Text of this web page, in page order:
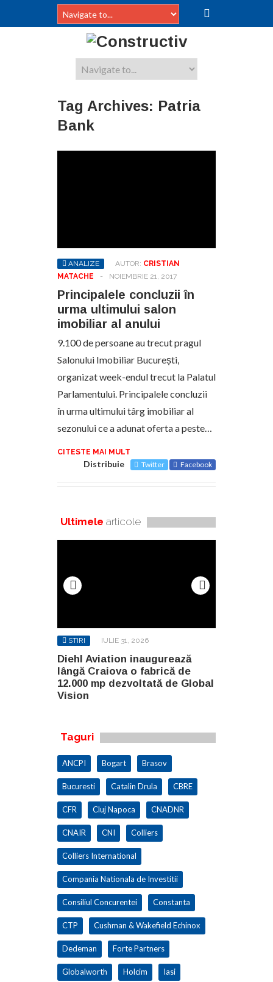
Tag Archives: Patria
Bank
ANALIZE AUTOR: CRISTIAN
MATACHE
- NOIEMBRIE 21, 2017
Principalele concluzii în
urma ultimului salon
imobiliar al anului
9.100 de persoane au trecut pragul
Salonului Imobiliar București,
organizat week-endul trecut la Palatul
Parlamentului. Principalele concluzii
în urma ultimului târg imobiliar al
sezonului ce a adunat oferta a peste…
CITESTE MAI MULT
Distribuie Twitter Facebook
Ultimele articole
STIRI IULIE 31, 2026
Diehl Aviation inaugurează
lângă Craiova o fabrică de
12.000 mp dezvoltată de Global
Vision
Taguri
ANCPI Bogart Brasov
Bucuresti Catalin Drula CBRE
CFR Cluj Napoca CNADNR
CNAIR CNI Colliers
Colliers International
Compania Nationala de Investitii
Consiliul Concurentei Constanta
CTP Cushman & Wakefield Echinox
Dedeman Forte Partners
Globalworth Holcim Iasi